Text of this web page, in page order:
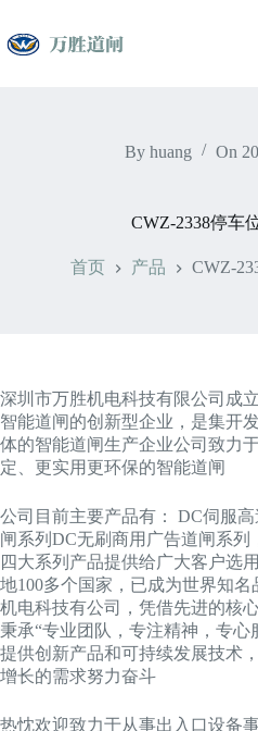
至
内
By huang On
CWZ-2338停车
首页 产品 CWZ-
深圳市万胜机电科技有限公司成
智能道闸的创新型企业，是集开
体的智能道闸生产企业公司致力
定、更实用更环保的智能道闸
公司目前主要产品有： DC伺服
闸系列DC无刷商用广告道闸系列
四大系列产品提供给广大客户选
地100多个国家，已成为世界知
机电科技有公司，凭借先进的核
秉承“专业团队，专注精神，专
提供创新产品和可持续发展技术
增长的需求努力奋斗
热忱欢迎致力于从事出入口设备